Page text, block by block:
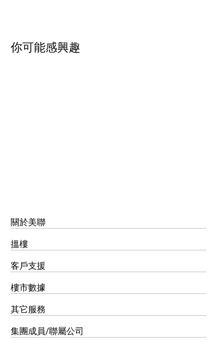
​你可能感興趣
集團成員/聯屬公司
其它服務
樓市數據
客戶支援
搵樓
關於美聯